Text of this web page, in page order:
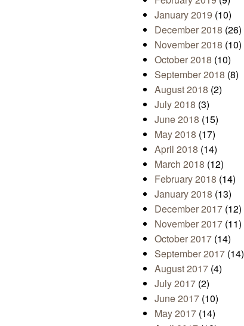
January 2019 (10)
December 2018 (26)
November 2018 (10)
October 2018 (10)
September 2018 (8)
August 2018 (2)
July 2018 (3)
June 2018 (15)
May 2018 (17)
April 2018 (14)
March 2018 (12)
February 2018 (14)
January 2018 (13)
December 2017 (12)
November 2017 (11)
October 2017 (14)
September 2017 (14)
August 2017 (4)
July 2017 (2)
June 2017 (10)
May 2017 (14)